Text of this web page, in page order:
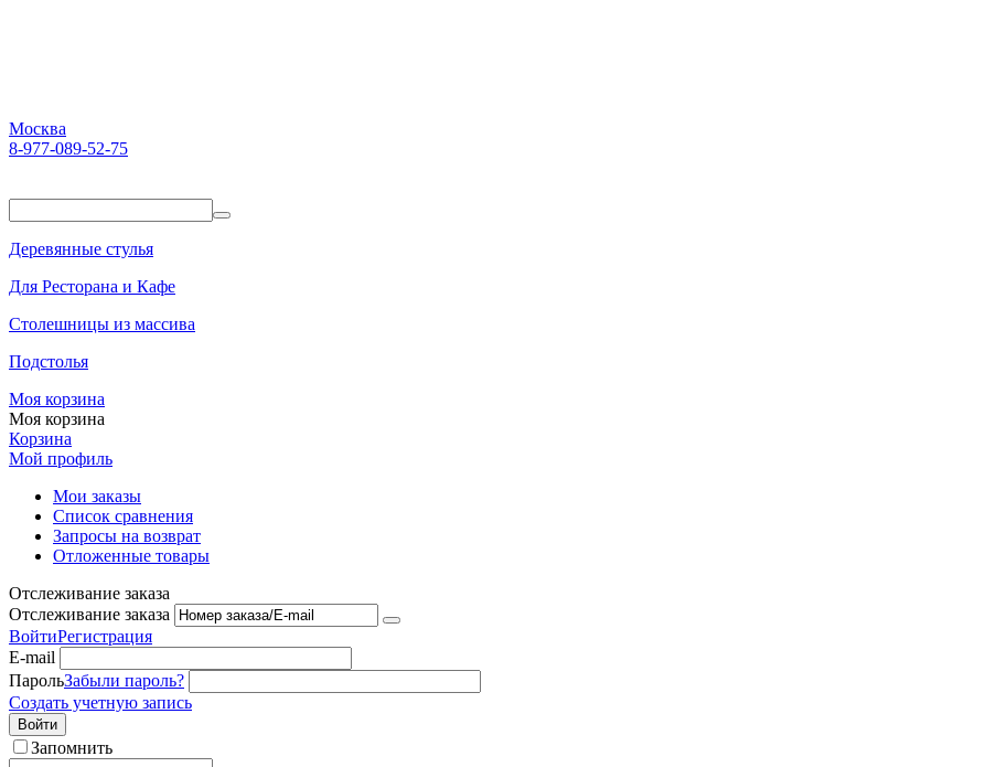
Москва
8-977-089-52-75
Деревянные стулья
Для Ресторана и Кафе
Столешницы из массива
Подстолья
Моя корзина
Моя корзина
Корзина
Мой профиль
Мои заказы
Список сравнения
Запросы на возврат
Отложенные товары
Отслеживание заказа
Отслеживание заказа
ВойтиРегистрация
E-mail
ПарольЗабыли пароль?
Создать учетную запись
Войти
Запомнить